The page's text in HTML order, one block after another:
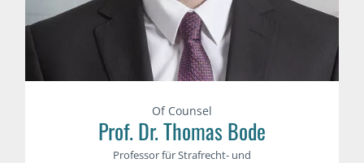
Of Counsel
Prof. Dr. Thomas Bode
Professor für Strafrecht- und